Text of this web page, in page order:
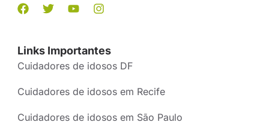
Links Importantes
Cuidadores de idosos DF
Cuidadores de idosos em Recife
Cuidadores de idosos em São Paulo